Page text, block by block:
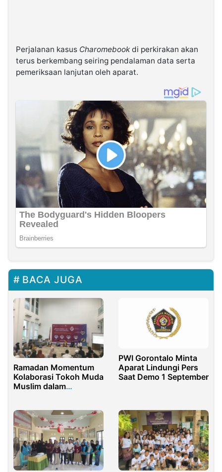
Perjalanan kasus Charomebookdi perkirakan akan
terus berkembang seiring pendalaman data serta
pemeriksaan lanjutan oleh aparat.
BACA JUGA
Ramadan Momentum
Kolaborasi Tokoh Muda
Muslim dalam
PWI Gorontalo Minta
Aparat Lindungi Pers
Saat Demo 1 September